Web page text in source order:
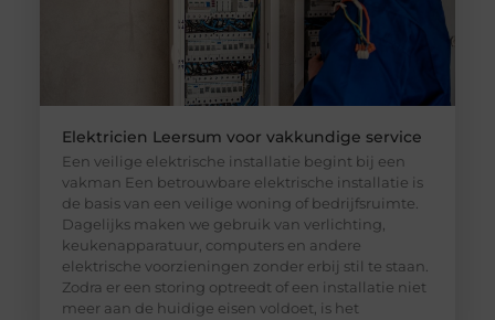
Elektricien Leersum voor vakkundige service
Een veilige elektrische installatie begint bij een
vakman Een betrouwbare elektrische installatie is
de basis van een veilige woning of bedrijfsruimte.
Dagelijks maken we gebruik van verlichting,
keukenapparatuur, computers en andere
elektrische voorzieningen zonder erbij stil te staan.
Zodra er een storing optreedt of een installatie niet
meer aan de huidige eisen voldoet, is het